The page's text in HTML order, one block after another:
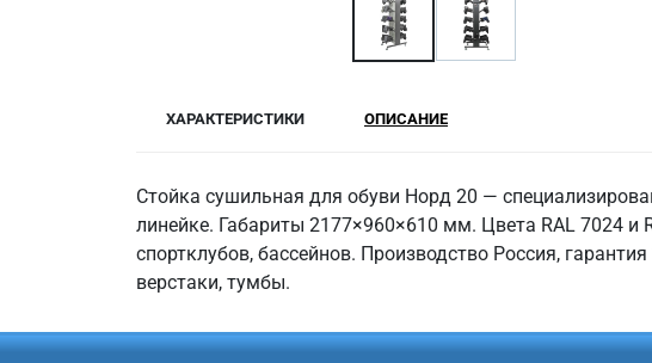
ХАРАКТЕРИСТИКИ ОПИСАНИЕ
Стойка сушильная для обуви Норд 20 —
линейке. Габариты 2177×960×610 мм. Цвета RAL 7024
спортклубов, бассейнов. Производство Россия,
верстаки, тумбы.